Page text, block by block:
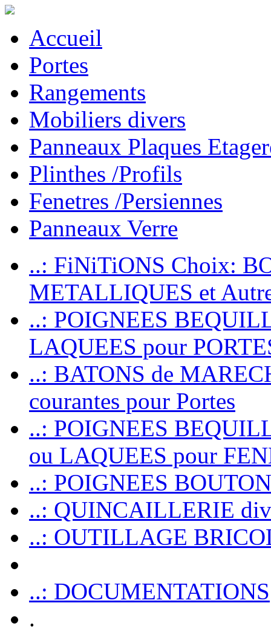
Accueil
Portes
Rangements
Mobiliers divers
Panneaux Plaques
Plinthes /Profils
Fenetres /Persiennes
Panneaux Verre
..: FiNiTiONS Choix:
METALLIQUES et
..: POIGNEES
LAQUEES pour
..: BATONS de
courantes pour Portes
..: POIGNEES
ou LAQUEES pour
..: POIGNEES
..: QUINCAILLERIE
..: OUTILLAGE
..: DOCUMENTATIONS
.